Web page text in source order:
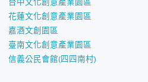
花蓮文化創意產業園區
嘉酒文創園區
臺南文化創意產業園區
信義公民會館(四四南村)